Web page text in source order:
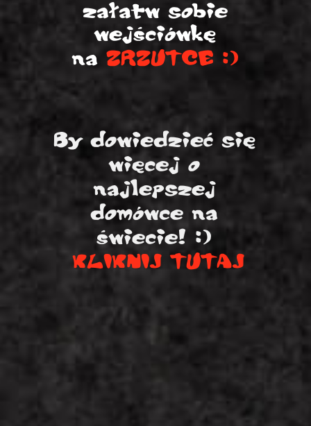
By dowiedzieć się
więcej o
najlepszej
domówce na
świecie! :)
KLIKNIJ TUTAJ
załatw sobie
wejściówkę
na ZRZUTCE :)